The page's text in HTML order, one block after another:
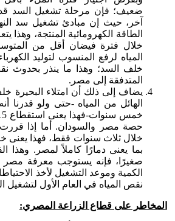
ضعيف؛ فإن مرحلة تشغيل السد
آخر، حيث إن مبادئ تشغيل سد
الطاقة الكهرومائية المنتجة، وهذا
خلال فترة فيضان أقل من
المياه لرفع المنسوب لتوليد
خلف السد؛ وهذا ما ينذر بحدوث
المتدفقة إلى مصر.
يضاف إلى ذلك أن امتلاء البحيرة
الهائل من المياه -حتى ولو قدرنا
حصة مصر والسودان. أما إذا قررت
بما يعنى دمارًا كاملاً لمصر. وهذا
صغيرًا، فإنه يستوجب معرفة
الكمية وموعد التشغيل لأخذ
نقص المياه في العام الأول لتشغيل
المخاطر على قطاع الزراعة المصري: